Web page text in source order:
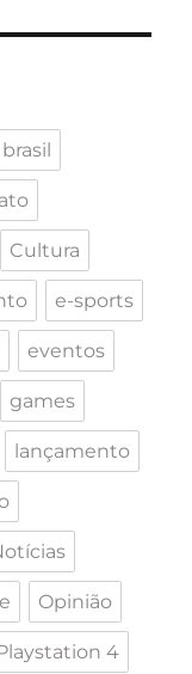
brasil
Cultura
e-sports
eventos
games
lançamento
Opinião
4